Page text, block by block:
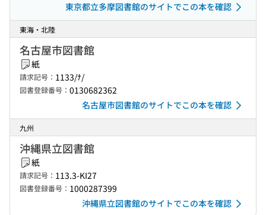
東京都立多摩図書館のサイトでこの本を確認
東海・北陸
名古屋市図書館
紙
請求記号： 1133/ﾅ/
図書登録番号： 0130682362
名古屋市図書館のサイトでこの本を確認
九州
沖縄県立図書館
紙
請求記号： 113.3-KI27
図書登録番号： 1000287399
沖縄県立図書館のサイトでこの本を確認